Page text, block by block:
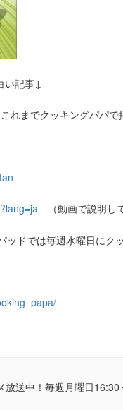
い記事↓
までクッキングパパで
（動画で説明し
では毎週水曜日にクッ
放送中！毎週月曜日16:30